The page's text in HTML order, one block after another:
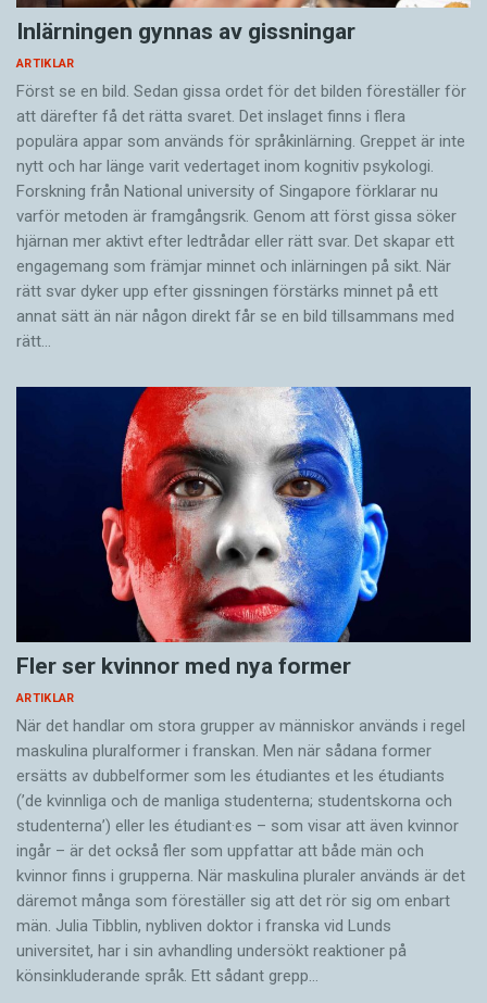
Inlärningen gynnas av gissningar
ARTIKLAR
Först se en bild. Sedan gissa ordet för det bilden föreställer för
att därefter få det rätta svaret. Det inslaget finns i flera
populära appar som används för språkinlärning. Greppet är inte
nytt och har länge varit vedertaget inom kognitiv psykologi.
Forskning från National university of Singa­pore förklarar nu
varför metoden är framgångsrik. Genom att först gissa ­söker
hjärnan mer aktivt ­efter ledtrådar eller rätt svar. Det skapar ett
engagemang som främjar minnet och inlärningen på sikt. När
rätt svar dyker upp efter gissningen förstärks minnet på ett
annat sätt än när någon direkt får se en bild tillsammans med
rätt…
Fler ser kvinnor med nya former
ARTIKLAR
När det handlar om stora grupper av människor används i regel
maskulina pluralformer i franskan. Men när sådana ­former
ersätts av dubbel­former som les étudiantes et les étudiants
(’de kvinnliga och de manliga studenterna; studentskorna och
studenterna’) eller les étudiant·es – som visar att även kvinnor
ingår – är det också fler som uppfattar att både män och
kvinnor finns i grupperna. När maskulina pluraler används är det
där­emot många som föreställer sig att det rör sig om enbart
män. Julia Tibblin, nybliven doktor i franska vid Lunds
universitet, har i sin avhandling undersökt reaktioner på
könsinkluderande språk. Ett sådant grepp…